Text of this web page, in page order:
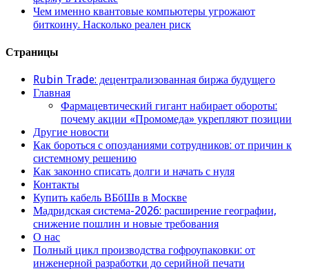
Чем именно квантовые компьютеры угрожают
биткоину. Насколько реален риск
Страницы
Rubin Trade: децентрализованная биржа будущего
Главная
Фармацевтический гигант набирает обороты:
почему акции «Промомеда» укрепляют позиции
Другие новости
Как бороться с опозданиями сотрудников: от причин к
системному решению
Как законно списать долги и начать с нуля
Контакты
Купить кабель ВБбШв в Москве
Мадридская система-2026: расширение географии,
снижение пошлин и новые требования
О нас
Полный цикл производства гофроупаковки: от
инженерной разработки до серийной печати